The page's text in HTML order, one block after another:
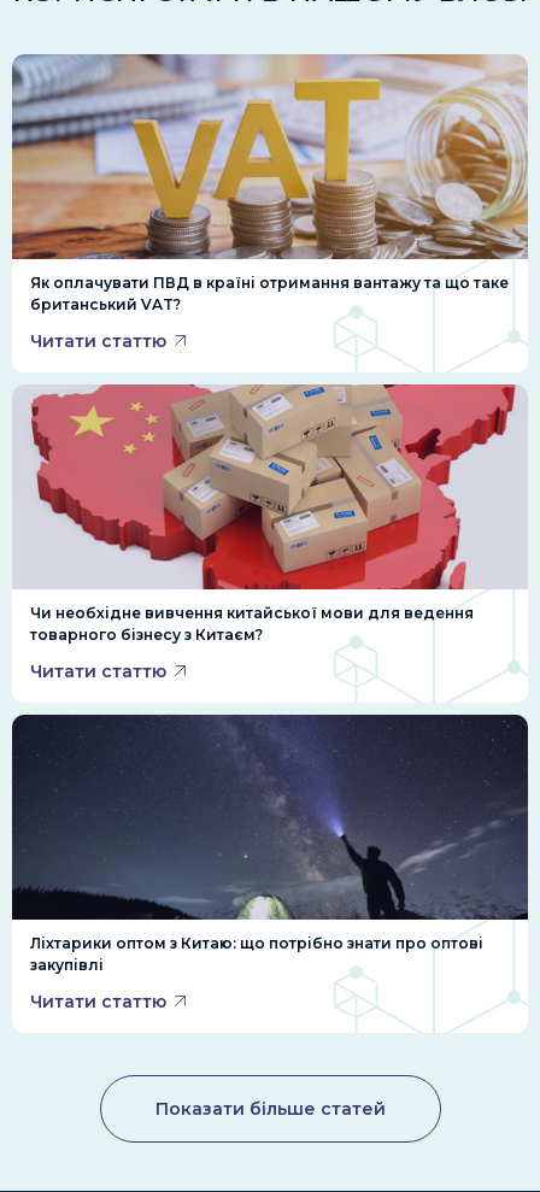
Як оплачувати ПВД в країні отримання вантажу та що таке
британський VAT?
Читати статтю
Чи необхідне вивчення китайської мови для ведення
товарного бізнесу з Китаєм?
Читати статтю
Ліхтарики оптом з Китаю: що потрібно знати про оптові
закупівлі
Читати статтю
Показати більше статей